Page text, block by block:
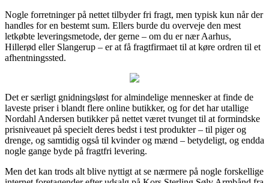
Nogle forretninger på nettet tilbyder fri fragt, men typisk kun når der
handles for en bestemt sum. Ellers burde du overveje den mest
letkøbte leveringsmetode, der gerne – om du er nær Aarhus,
Hillerød eller Slangerup – er at få fragtfirmaet til at køre ordren til et
afhentningssted.
Det er særligt gnidningsløst for almindelige mennesker at finde de
laveste priser i blandt flere online butikker, og for det har utallige
Nordahl Andersen butikker på nettet været tvunget til at formindske
prisniveauet på specielt deres bedst i test produkter – til piger og
drenge, og samtidig også til kvinder og mænd – betydeligt, og endda
nogle gange byde på fragtfri levering.
Men det kan trods alt blive nyttigt at se nærmere på nogle forskellige